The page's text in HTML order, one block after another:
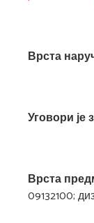
Врста
Уговори је
Врста
09132100;